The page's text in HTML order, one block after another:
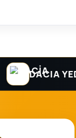
DACIA